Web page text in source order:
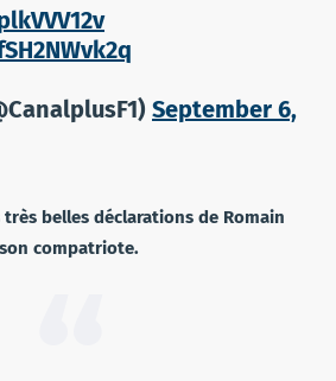
September 6,
belles déclarations de Romain
compatriote.